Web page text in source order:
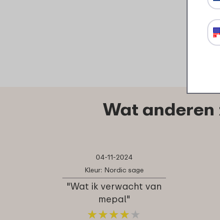
Wat
04-11-2024
Kleur: Nordic sage
"Wat ik verwacht van
mepal"
★★★★ ★
★★★★ ★